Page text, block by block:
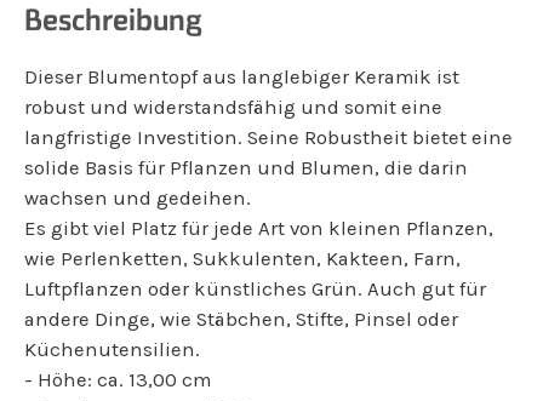
Beschreibung
Dieser Blumentopf aus langlebiger Keramik ist
robust und widerstandsfähig und somit eine
langfristige Investition. Seine Robustheit bietet eine
solide Basis für Pflanzen und Blumen, die darin
wachsen und gedeihen.
Es gibt viel Platz für jede Art von kleinen Pflanzen,
wie Perlenketten, Sukkulenten, Kakteen, Farn,
Luftpflanzen oder künstliches Grün. Auch gut für
andere Dinge, wie Stäbchen, Stifte, Pinsel oder
Küchenutensilien.
- Höhe: ca. 13,00 cm